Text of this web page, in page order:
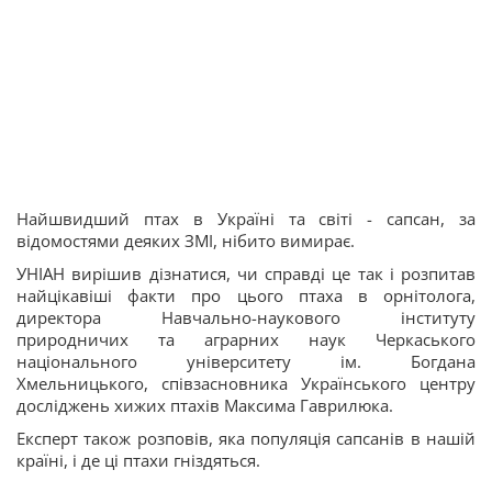
Найшвидший птах в Україні та світі - сапсан, за
відомостями деяких ЗМІ, нібито вимирає.
УНІАН вирішив дізнатися, чи справді це так і розпитав
найцікавіші факти про цього птаха в орнітолога,
директора Навчально-наукового інституту
природничих та аграрних наук Черкаського
національного університету ім. Богдана
Хмельницького, співзасновника Українського центру
досліджень хижих птахів Максима Гаврилюка.
Експерт також розповів, яка популяція сапсанів в нашій
країні, і де ці птахи гніздяться.